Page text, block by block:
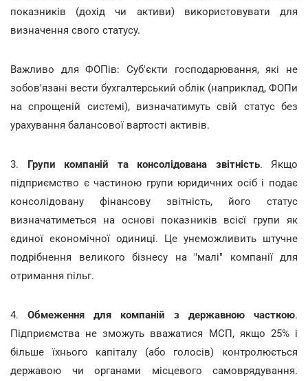
показників (дохід чи активи) використовувати для
визначення свого статусу.
Важливо для ФОПів: Суб'єкти господарювання, які не
зобов'язані вести бухгалтерський облік (наприклад, ФОПи
на спрощеній системі), визначатимуть свій статус без
урахування балансової вартості активів.
3. Групи компаній та консолідована звітність. Якщо
підприємство є частиною групи юридичних осіб і подає
консолідовану фінансову звітність, його статус
визначатиметься на основі показників всієї групи як
єдиної економічної одиниці. Це унеможливить штучне
подрібнення великого бізнесу на "малі" компанії для
отримання пільг.
4. Обмеження для компаній з державною часткою.
Підприємства не зможуть вважатися МСП, якщо 25% і
більше їхнього капіталу (або голосів) контролюється
державою чи органами місцевого самоврядування.